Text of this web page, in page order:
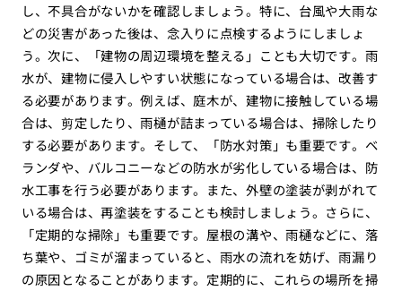
し、不具合がないかを確認しましょう。特に、台風や大雨な
どの災害があった後は、念入りに点検するようにしましょ
う。次に、「建物の周辺環境を整える」ことも大切です。雨
水が、建物に侵入しやすい状態になっている場合は、改善す
る必要があります。例えば、庭木が、建物に接触している場
合は、剪定したり、雨樋が詰まっている場合は、掃除したり
する必要があります。そして、「防水対策」も重要です。ベ
ランダや、バルコニーなどの防水が劣化している場合は、防
水工事を行う必要があります。また、外壁の塗装が剥がれて
いる場合は、再塗装をすることも検討しましょう。さらに、
「定期的な掃除」も重要です。屋根の溝や、雨樋などに、落
ち葉や、ゴミが溜まっていると、雨水の流れを妨げ、雨漏り
の原因となることがあります。定期的に、これらの場所を掃